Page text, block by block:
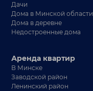
Дачи
Дома в Минской области
Дома в деревне
Недостроенные дома
Аренда квартир
В Минске
Заводской район
Ленинский район